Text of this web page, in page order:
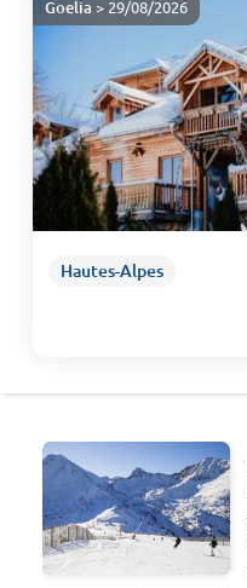
Goelia > 29/08/2026
Hautes-Alpes